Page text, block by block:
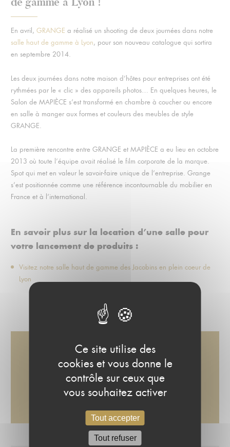
Ce site utilise des
cookies et vous donne le
contrôle sur ceux que
vous souhaitez activer
Tout accepter
Tout refuser
En avril, GRANGE a réalisé un shooting de deux journées dans notre
salle haut de gamme à Lyon, pour son nouveau catalogue qui sortira
en septembre 2014.
Les deux journées dans notre maison d’hôtes pour entreprises ont été
rythmées par le « clic » des appareils photos… En quelques heures, le
Salon de MAPIÈCE s’est transformé en chambre à coucher ou encore
en salle à manger aux formes et couleurs des meubles de style
GRANGE.
La première rencontre entre GRANGE et MAPIÈCE a eu lieu en octobre
2013 où toute l’équipe avait réalisé le film corporate de la marque.
Spot qui met en valeur le savoir-faire unique de l’entreprise. Grange
s’est positionnée comme une référence incontournable du mobilier en
France et à l’international.
En savoir plus sur la location d’une salle pour
votre lancement de produits :
Visitez notre salle haut de gamme des Jacobins en plein coeur de
Lyon
UN PROJET DE SHOOTING ?
CONTACTEZ-NOUS